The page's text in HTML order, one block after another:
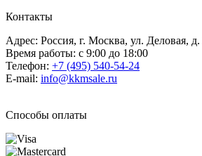
Контакты
Адрес: Россия, г. Москва, ул. Деловая, д.
Время работы: с 9:00 до 18:00
Телефон: +7 (495) 540-54-24
E-mail: info@kkmsale.ru
Способы оплаты